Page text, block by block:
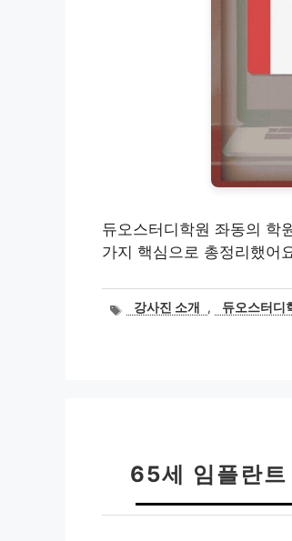
듀오스터디학원 좌동의 학
가지 핵심으로 총정리했어
태강사진 소개 , 듀오스터디
65세 임플란트